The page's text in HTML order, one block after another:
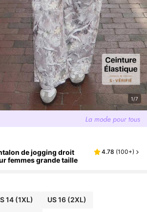
1/7
de jogging droit
femmes grande taille
4.78 (100+)
14 (1XL) US 16(2XL)